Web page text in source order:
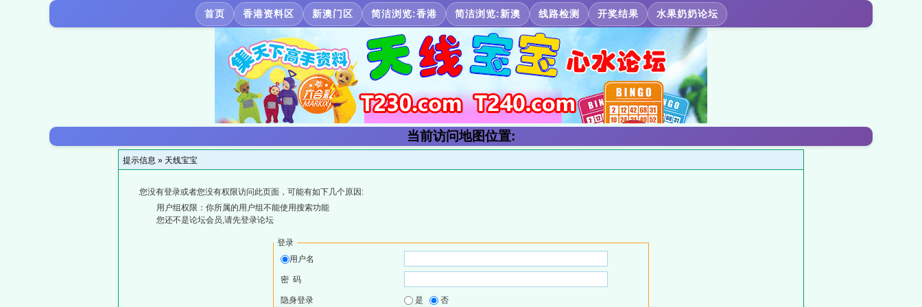
首页 香港资料区 新澳门区 简洁浏览:香港 简洁浏览:新澳 线路检测 开奖结果 水果奶奶论坛
当前访问地图位置:
提示信息 » 天线宝宝
您没有登录或者您没有权限访问此页面，可能有如下几个原因:
用户组权限：你所属的用户组不能使用搜索功能
您还不是论坛会员,请先登录论坛
登录
用户名
密 码
隐身登录 是 否